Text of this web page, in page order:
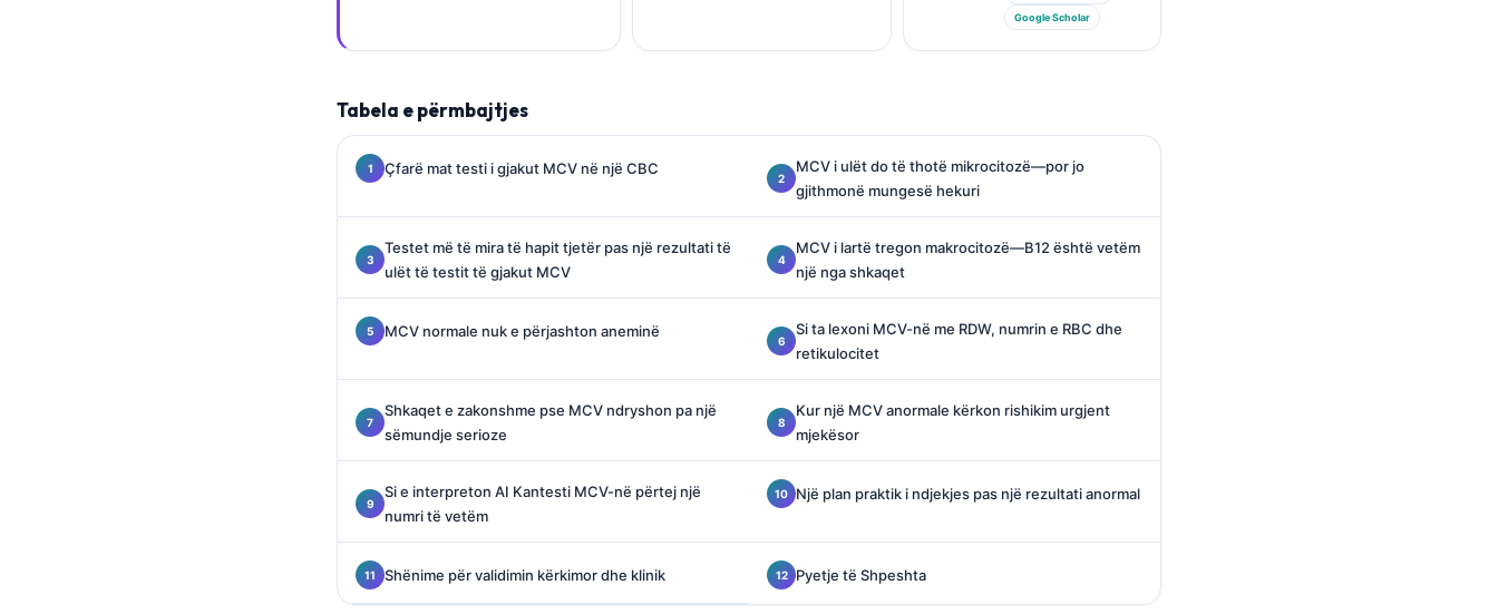
Google Scholar
Tabela e përmbajtjes
Çfarë mat testi i gjakut MCV në një CBC
MCV i ulët do të thotë mikrocitozë—por jo
gjithmonë mungesë hekuri
Testet më të mira të hapit tjetër pas një rezultati të
ulët të testit të gjakut MCV
MCV i lartë tregon makrocitozë—B12 është vetëm
një nga shkaqet
MCV normale nuk e përjashton aneminë
Si ta lexoni MCV-në me RDW, numrin e RBC dhe
retikulocitet
Shkaqet e zakonshme pse MCV ndryshon pa një
sëmundje serioze
Kur një MCV anormale kërkon rishikim urgjent
mjekësor
Si e interpreton AI Kantesti MCV-në përtej një
numri të vetëm
Një plan praktik i ndjekjes pas një rezultati anormal
Shënime për validimin kërkimor dhe klinik Pyetje të Shpeshta